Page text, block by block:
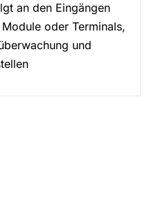
an den Eingängen
oder Terminals,
und